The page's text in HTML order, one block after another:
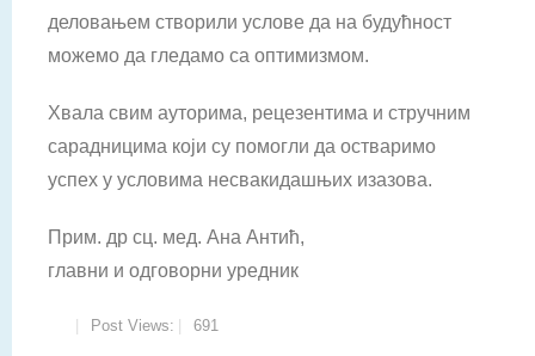
деловањем створили услове да на будућност
можемо да гледамо са оптимизмом.
Хвала свим ауторима, рецезентима и стручним
сарадни­цима који су помогли да остваримо
успех у условима несвакидашњих изазова.
Прим. др сц. мед. Ана Антић,
главни и одговорни уредник
Post Views: 691